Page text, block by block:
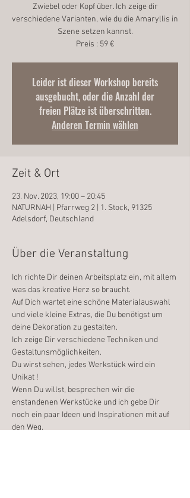
Zwiebel oder Kopf über. Ich zeige dir
verschiedene Varianten, wie du die Amaryllis in
Szene setzen kannst.
Preis : 59 €
Leider ist dieser Workshop bereits
ausgebucht, oder die Anzahl der
freien Plätze ist überschritten.
Anderen Termin wählen
Zeit & Ort
23. Nov. 2023, 19:00 – 20:45
NATURNAH | Pfarrweg 2 | 1. Stock, 91325
Adelsdorf, Deutschland
Über die Veranstaltung
Ich richte Dir deinen Arbeitsplatz ein, mit allem
was das kreative Herz so braucht.
Auf Dich wartet eine schöne Materialauswahl
und viele kleine Extras, die Du benötigst um
deine Dekoration zu gestalten.
Ich zeige Dir verschiedene Techniken und
Gestaltunsmöglichkeiten.
Du wirst sehen, jedes Werkstück wird ein
Unikat !
Wenn Du willst, besprechen wir die
enstandenen Werkstücke und ich gebe Dir
noch ein paar Ideen und Inspirationen mit auf
den Weg.